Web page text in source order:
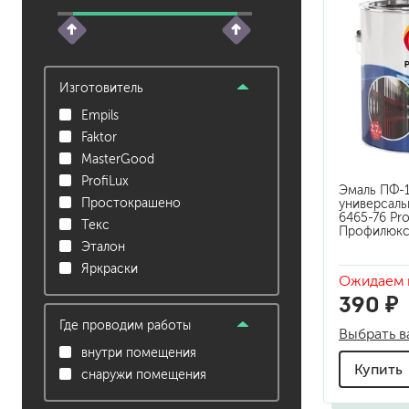
растворители, уайт-
средства от плесени
преобразователи
средства от высолов и
средства для снятия
очиститель силикона
удалитель наклеек
гидроизоляция
затирка для плитки
Клей для плитки
добавки в растворы
Изготовитель
Empils
Faktor
MasterGood
ProfiLux
Простокрашено
Текс
Эталон
Яркраски
Где проводим работы
внутри помещения
снаружи помещения
Эмаль ПФ-
6465-76
Профилюкс
Ожидаем
390 ₽
Выбрать
Купить